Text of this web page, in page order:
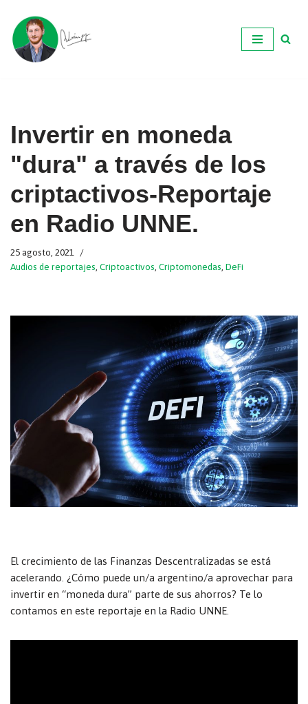
Ir
al
Invertir en moneda
"dura" a través de los
criptactivos-Reportaje
en Radio UNNE.
25 agosto, 2021
Audios de reportajes Criptoactivos Criptomonedas DeFi
El crecimiento de las Finanzas Descentralizadas se está
acelerando. ¿Cómo puede un/a argentino/a aprovechar para
invertir en “moneda dura” parte de sus ahorros? Te lo
contamos en este reportaje en la Radio UNNE.